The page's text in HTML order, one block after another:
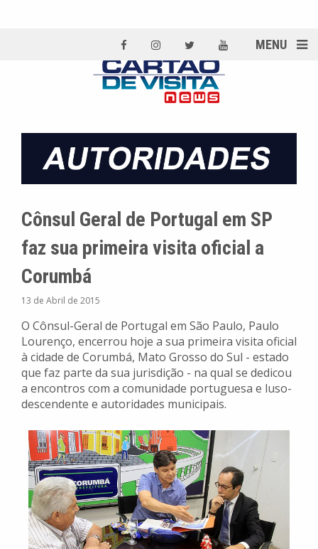
MENU
Cônsul Geral de Portugal em SP
faz sua primeira visita oficial a
Corumbá
13 de Abril de 2015
O Cônsul-Geral de Portugal em São Paulo, Paulo
Lourenço, encerrou hoje a sua primeira visita oficial
à cidade de Corumbá, Mato Grosso do Sul - estado
que faz parte da sua jurisdição - na qual se dedicou
a encontros com a comunidade portuguesa e luso-
descendente e autoridades municipais.